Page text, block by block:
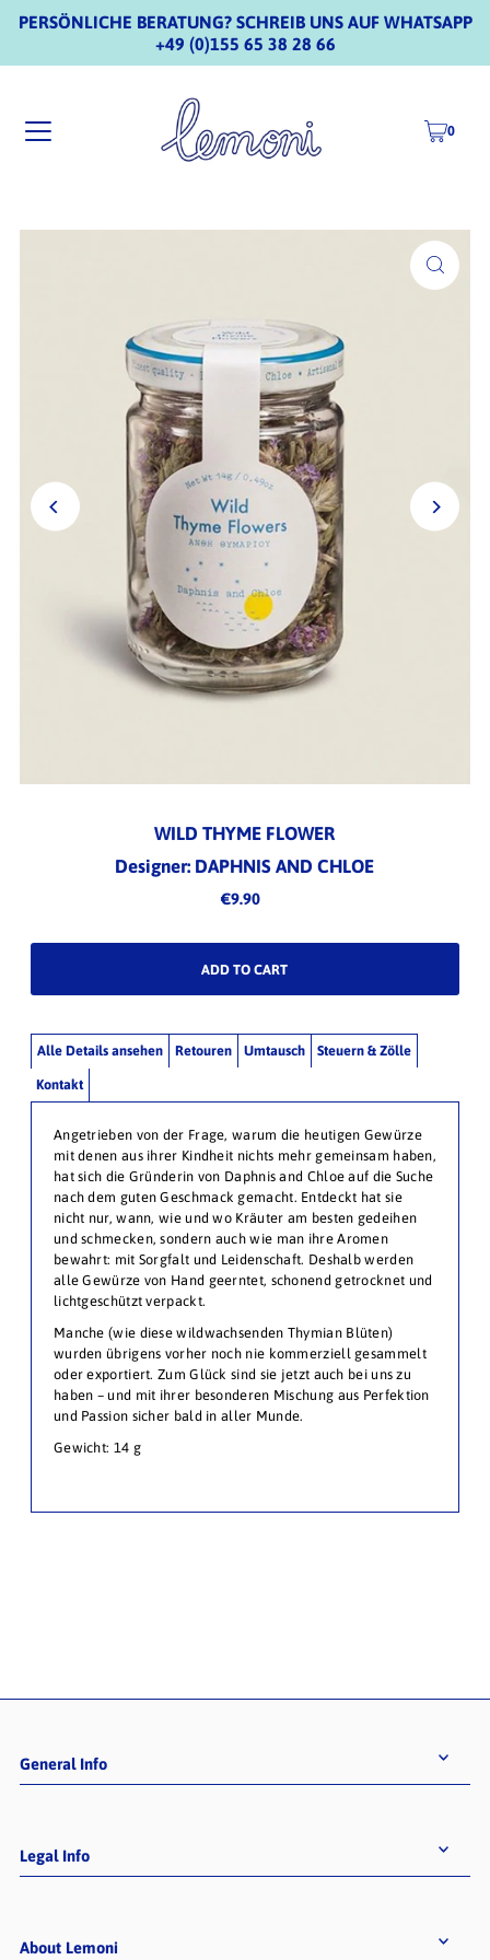
PERSÖNLICHE BERATUNG? SCHREIB UNS AUF WHATSAPP
+49 (0)155 65 38 28 66
0
WILD THYME FLOWER
Designer: DAPHNIS AND CHLOE
€9.90
Alle Details ansehen Retouren Umtausch Steuern & Zölle
Kontakt
Angetrieben von der Frage, warum die heutigen Gewürze
mit denen aus ihrer Kindheit nichts mehr gemeinsam haben,
hat sich die Gründerin von Daphnis and Chloe auf die Suche
nach dem guten Geschmack gemacht. Entdeckt hat sie
nicht nur, wann, wie und wo Kräuter am besten gedeihen
und schmecken, sondern auch wie man ihre Aromen
bewahrt: mit Sorgfalt und Leidenschaft. Deshalb werden
alle Gewürze von Hand geerntet, schonend getrocknet und
lichtgeschützt verpackt.
Manche (wie diese wildwachsenden Thymian Blüten)
wurden übrigens vorher noch nie kommerziell gesammelt
oder exportiert. Zum Glück sind sie jetzt auch bei uns zu
haben – und mit ihrer besonderen Mischung aus Perfektion
und Passion sicher bald in aller Munde.
Gewicht: 14 g
General Info
Legal Info
About Lemoni